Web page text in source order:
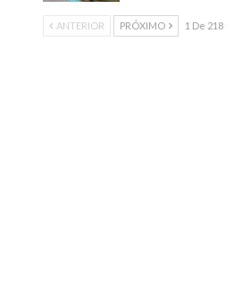
ANTERIOR PRÓXIMO 1 De 218